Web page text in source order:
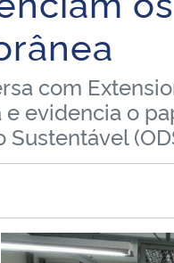
com
evidencia o